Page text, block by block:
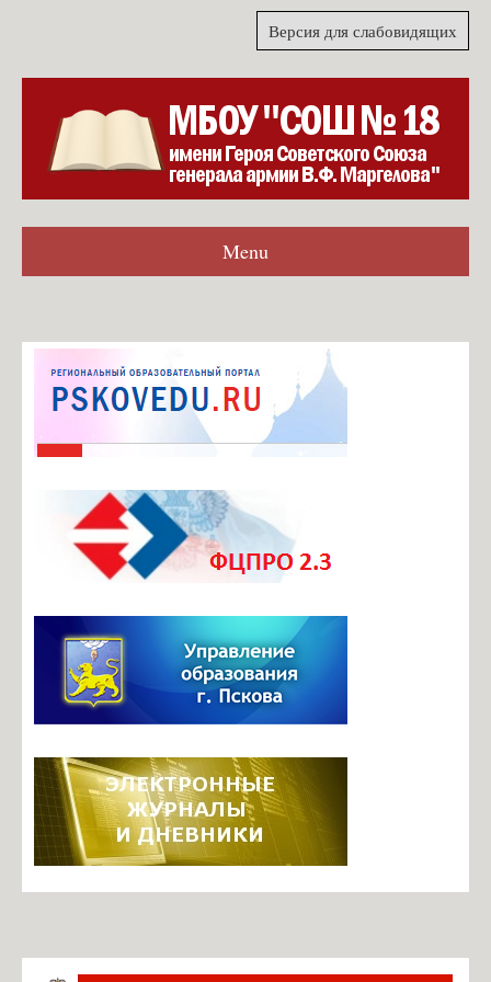
Версия для слабовидящих
Menu
Гостевая книга
Согласие на обработку персональных данных для формы
обратной связи
Документы ОО
Телефоны доверия
Безопасный маршрут в школу
Центр профориентационного и карьерного сопровождения
Итоговая аттестация
Инновационная деятельность
Инновационные площадки школы
Фотогалерея
Видеоархив
Задать вопрос по работе ЭЖ
Информация о ЕГИССО
Павлова О.В., завуч по УВР